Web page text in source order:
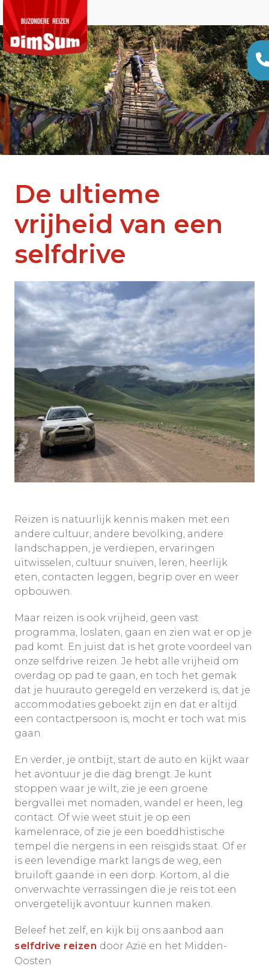
De ultieme
vrijheid van een
selfdrive
Reizen is natuurlijk kennis maken met een
andere cultuur, andere bevolking, andere
landschappen, je verdiepen, ervaringen
uitwisselen, cultuur snuiven, leren, heerlijk
eten, contacten leggen, begrip over en weer
opbouwen.
Maar reizen is ook vrijheid, geen vast
programma, loslaten, gaan en zien wat er op je
pad komt. En juist dat is het grote voordeel van
onze selfdrive reizen. Je hebt alle vrijheid om
overdag op pad te gaan, en toch het gemak
dat je huurauto geregeld en verzekerd is, dat je
accommodaties geboekt zijn en dat er altijd
een contactpersoon is, mocht er toch wat mis
gaan.
En verder, je ontbijt, start de auto en kijkt waar
het avontuur je die dag brengt. Je kunt
stoppen waar je wilt, zie je een groene
bergvallei met nomaden, wandel er heen, leg
contact. Of wie weet stuit je op een
kamelenrace, of zie je een boeddhistische
tempel die nergens in een reisgids staat. Of er
is een levendige markt langs de weg, een
bruiloft gaande in een dorp. Kortom, al die
onverwachte verrassingen die je reis tot een
onvergetelijk avontuur kunnen maken.
Beleef het zelf, en kijk bij ons aanbod aan
selfdrive reizen door Azië en het Midden-
Oosten